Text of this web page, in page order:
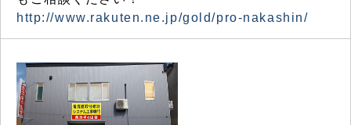
http://www.rakuten.ne.jp/gold/pro-nakashin/